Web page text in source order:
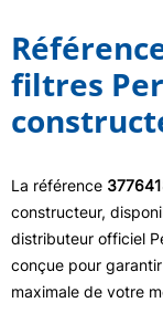
filtres
La référence
constructeur,
distributeur officiel
conçue pour
maximale de votre